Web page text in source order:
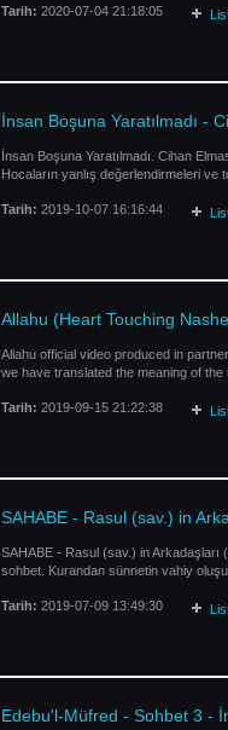
Tarih: 2020-07-04 21:18:05
İnsan Boşuna Yaratılmadı -
İnsan Boşuna Yaratılmadı. Cihan
Hocaların yanlış değerlendirmeleri ve
Tarih: 2019-10-07 16:16:44
Allahu (Heart Touching
Allahu official video produced in
we have translated the meaning of the
Tarih: 2019-09-15 21:22:38
SAHABE - Rasul (sav.) in
SAHABE - Rasul (sav.) in Arkadaşları
sohbet. Kurandan sünnetin vahiy
Tarih: 2019-07-09 13:49:30
Edebu'l-Müfred - Sohbet 3 -